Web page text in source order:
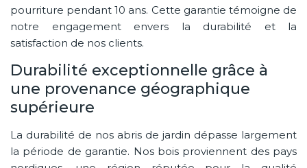
pourriture pendant 10 ans. Cette garantie témoigne de
notre engagement envers la durabilité et la
satisfaction de nos clients.
Durabilité exceptionnelle grâce à
une provenance géographique
supérieure
La durabilité de nos abris de jardin dépasse largement
la période de garantie. Nos bois proviennent des pays